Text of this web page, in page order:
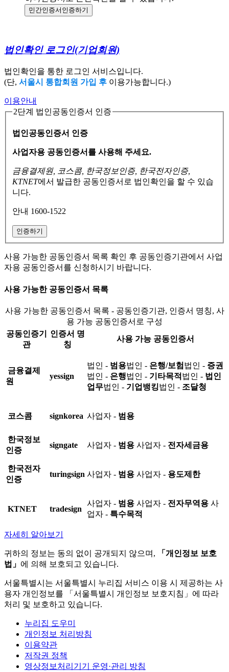
민간인증서 인증하기
법인확인 로그인(기업회원)
법인확인을 통한 로그인 서비스입니다.
(단, 서울시 통합회원 가입 후 이용가능합니다.)
이용안내
2단계 법인공동인증서 인증
법인공동인증서 인증
사업자용 공동인증서를 사용해 주세요.
금융결제원, 코스콤, 한국정보인증, 한국전자인증,
KTNET에서 발급한 공동인증서로 법인확인을 할 수 있습
니다.
안내 1600-1522
인증하기
사용 가능한 공동인증서 목록 확인 후 공동인증기관에서 사업
자용 공동인증서를 신청하시기 바랍니다.
사용 가능한 공동인증서 목록
사용 가능한 공동인증서 목록 - 공동인증기관, 인증서 명칭, 사
용 가능 공동인증서로 구성
공동인증기
관
인증서 명
칭
사용 가능 공동인증서
금융결제
원
yessign
법인 - 범용법인 - 은행/보험 법인 - 증권
법인 - 은행법인 - 기타목적 법인 - 법인
업무법인 - 기업뱅킹법인 - 조달청
코스콤 signkorea 사업자 - 범용
한국정보
인증
signgate 사업자 - 범용 사업자 - 전자세금용
한국전자
인증
turingsign 사업자 - 범용 사업자 - 용도제한
KTNET tradesign
사업자 - 범용 사업자 - 전자무역용 사
업자 - 특수목적
자세히 알아보기
귀하의 정보는 동의 없이 공개되지 않으며,
「개인정보 보호
법」 에 의해 보호되고 있습니다.
서울특별시는 서울특별시 누리집 서비스 이용 시 제공하는 사
용자 개인정보를 「서울특별시 개인정보 보호지침」에 따라
처리 및 보호하고 있습니다.
누리집 도우미
개인정보 처리방침
이용약관
저작권 정책
영상정보처리기기 운영·관리 방침